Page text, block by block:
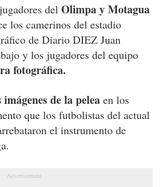
del Olimpa y Motagua
los camerinos del estadio
de Diario DIEZ Juan
y los jugadores del equipo
fotográfica.
de la pelea en los
que los futbolistas del actual
el instrumento de